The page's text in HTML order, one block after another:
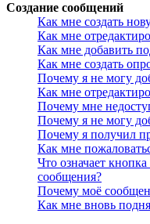
Создание сообщений
Как мне создать
Как мне
Как мне добавить
Как мне создать
Почему я не могу
Как мне
Почему мне
Почему я не могу
Почему я получил
Как мне
Что означает
сообщения?
Почему моё
Как мне вновь